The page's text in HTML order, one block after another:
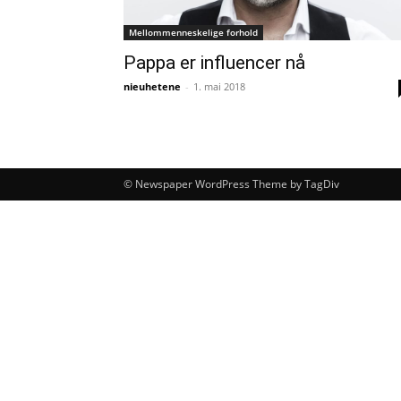
Mellommenneskelige forhold
Pappa er influencer nå
nieuhetene - 1. mai 2018
© Newspaper WordPress Theme by TagDiv